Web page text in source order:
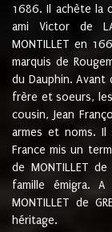
1686. Il achète la
ami Victor de
MONTILLET en
marquis de
du Dauphin.
frère et soeurs,
cousin, Jean
armes et noms.
France mis un
de MONTILLET
famille émigra.
MONTILLET de
héritage.